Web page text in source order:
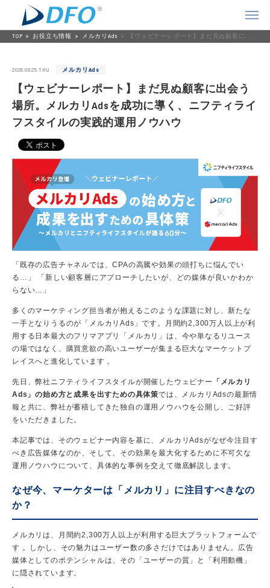
TOP お役立ち情報 メルカリAds 【ウェビナーレポート】まだ見ぬ顧客に出会う場所。メルカリAdsを成功に導く、ニフティライフスタイルの実践的運用ノウハウ
2025.09.25.THU メルカリAds
【ウェビナーレポート】まだ見ぬ顧客に出会う
場所。メルカリAdsを成功に導く、ニフティライ
フスタイルの実践的運用ノウハウ
「既存の広告チャネルでは、CPAの高騰や効果の頭打ちに悩んでい
る…」 「新しい顧客層にアプローチしたいが、どの媒体が良いかわか
らない…」
多くのマーケティング担当者が抱えるこのような課題に対し、新たな
一手となりうるのが「メルカリAds」です。月間約2,300万人以上が利
用する日本最大のフリマアプリ「メルカリ」は、今や単なるリユース
の場ではなく、購買意欲の高いユーザーが集まる巨大なマーケットプ
レイスへと進化しています 。
先日、弊社ニフティライフスタイルが開催したウェビナー
「メルカリ
Ads」の始め方と成果を出すための具体策では、メルカリAdsの最新情
報と共に、弊社が蓄積してきた独自の運用ノウハウを公開し、ご好評
をいただきました。
本記事では、そのウェビナー内容を基に、メルカリAdsがなぜ今注目す
べき広告媒体なのか、そして、その効果を最大化するために不可欠な
運用ノウハウについて、具体的な事例を交えて徹底解説します。
なぜ今、マーケターは「メルカリ」に注目すべきなの
か？
メルカリは、月間約2,300万人以上が利用する巨大プラットフォームで
す 。しかし、その魅力はユーザー数の多さだけではありません。広告
媒体としてのポテンシャルは、その「ユーザーの質」と「利用動機」
に隠されています。